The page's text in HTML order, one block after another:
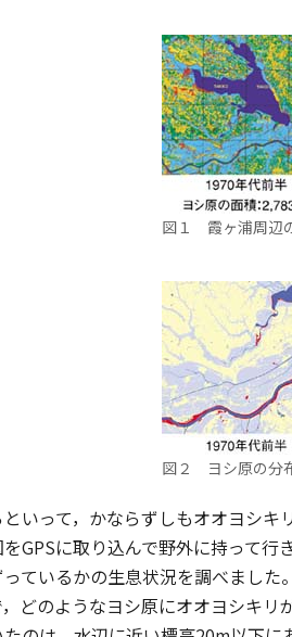
図１ 霞ヶ浦周辺
図２ ヨシ原の分
いって，かならずしもオオヨシ
GPSに取り込んで野外に持って
ているかの生息状況を調べまし
どのようなヨシ原にオオヨシキ